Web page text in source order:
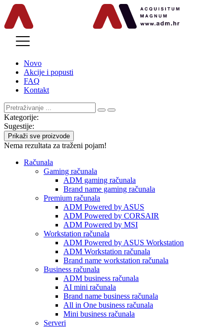
Novo
Akcije i popusti
FAQ
Kontakt
Kategorije:
Sugestije:
Prikaži sve proizvode
Nema rezultata za traženi pojam!
Računala
Gaming računala
ADM gaming računala
Brand name gaming računala
Premium računala
ADM Powered by ASUS
ADM Powered by CORSAIR
ADM Powered by MSI
Workstation računala
ADM Powered by ASUS Workstation
ADM Workstation računala
Brand name workstation računala
Business računala
ADM business računala
AI mini računala
Brand name business računala
All in One business računala
Mini business računala
Serveri